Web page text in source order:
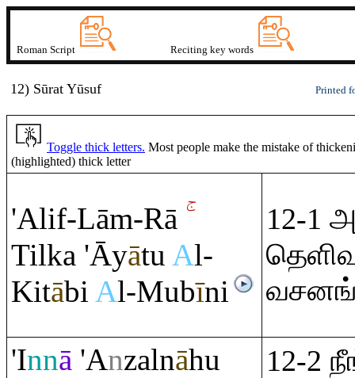
Roman Script Reciting key words
12) Sūrat Yūsuf Printed
Toggle thick letters. Most people make the mistake of
(highlighted) thick letter
'Alif-Lām-Rā
Tilka 'Āyātu Al-
Kitābi Al-Mubīni
12-1
'Innā 'Anzalnāhu
12-2